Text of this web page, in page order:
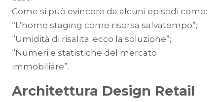
Come si può evincere da alcuni episodi come:
“L’home staging come risorsa salvatempo”;
“Umidità di risalita: ecco la soluzione”;
“Numeri e statistiche del mercato
immobiliare”.
Architettura Design Retail